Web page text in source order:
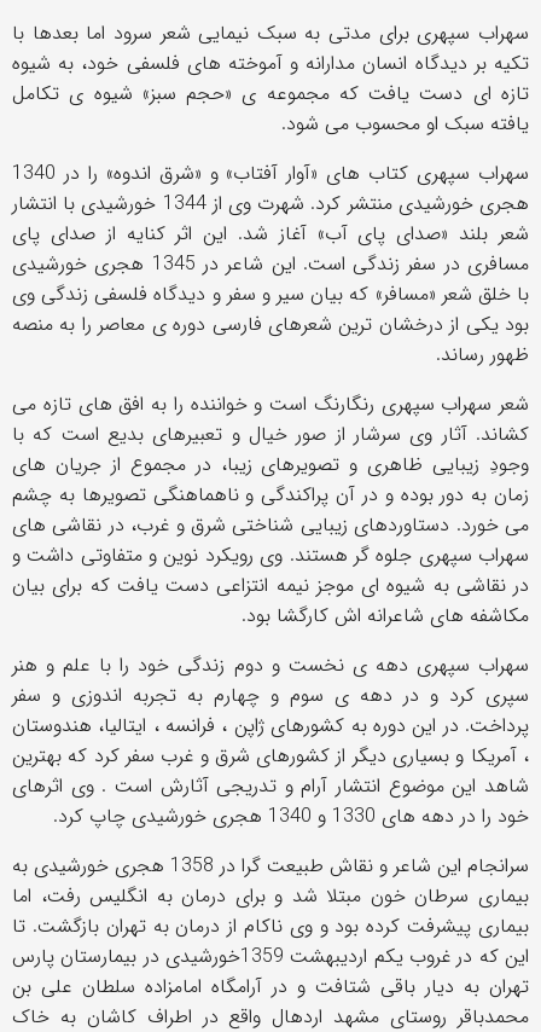
سهراب سپهری برای مدتی به سبک نیمایی شعر سرود اما بعدها با
تکیه بر دیدگاه انسان مدارانه و آموخته های فلسفی خود، به شیوه
تازه ای دست یافت که مجموعه ی «حجم سبز» شیوه ی تکامل
یافته سبک او محسوب می شود.
سهراب سپهری کتاب های «آوار آفتاب» و «شرق اندوه» را در 1340
هجری خورشیدی منتشر کرد. شهرت وی از 1344 خورشیدی با انتشار
شعر بلند «صدای پای آب» آغاز شد. این اثر کنایه از صدای پای
مسافری در سفر زندگی است. این شاعر در 1345 هجری خورشیدی
با خلق شعر «مسافر» که بیان سیر و سفر و دیدگاه فلسفی زندگی وی
بود یکی از درخشان ترین شعرهای فارسی دوره ی معاصر را به منصه
ظهور رساند.
شعر سهراب سپهری رنگارنگ است و خواننده را به افق های تازه می
کشاند. آثار وی سرشار از صور خیال و تعبیرهای بدیع است که با
وجودِ زیبایی ظاهری و تصویرهای زیبا، در مجموع از جریان های
زمان به دور بوده و در آن پراکندگی و ناهماهنگی تصویرها به چشم
می خورد. دستاوردهای زیبایی شناختی شرق و غرب، در نقاشی های
سهراب سپهری جلوه گر هستند. وی رویکرد نوین و متفاوتی داشت و
در نقاشی به شیوه ای موجز نیمه انتزاعی دست یافت که برای بیان
مکاشفه های شاعرانه اش کارگشا بود.
سهراب سپهری دهه ی نخست و دوم زندگی خود را با علم و هنر
سپری کرد و در دهه ی سوم و چهارم به تجربه اندوزی و سفر
پرداخت. در این دوره به کشورهای ژاپن ، فرانسه ، ایتالیا، هندوستان
، آمریکا و بسیاری دیگر از کشورهای شرق و غرب سفر کرد که بهترین
شاهد این موضوع انتشار آرام و تدریجی آثارش است . وی اثرهای
خود را در دهه های 1330 و 1340 هجری خورشیدی چاپ کرد.
سرانجام این شاعر و نقاش طبیعت گرا در 1358 هجری خورشیدی به
بیماری سرطان خون مبتلا شد و برای درمان به انگلیس رفت، اما
بیماری پیشرفت کرده بود و وی ناکام از درمان به تهران بازگشت. تا
این که در غروب یکم اردیبهشت 1359خورشیدی در بیمارستان پارس
تهران به دیار باقی شتافت و در آرامگاه امامزاده سلطان علی بن
محمدباقر روستای مشهد اردهال واقع در اطراف کاشان به خاک